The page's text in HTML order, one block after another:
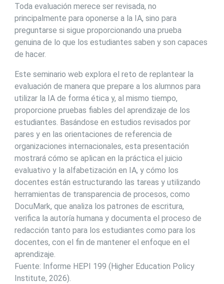
Toda evaluación merece ser revisada, no
principalmente para oponerse a la IA, sino para
preguntarse si sigue proporcionando una prueba
genuina de lo que los estudiantes saben y son capaces
de hacer.
Este seminario web explora el reto de replantear la
evaluación de manera que prepare a los alumnos para
utilizar la IA de forma ética y, al mismo tiempo,
proporcione pruebas fiables del aprendizaje de los
estudiantes. Basándose en estudios revisados por
pares y en las orientaciones de referencia de
organizaciones internacionales, esta presentación
mostrará cómo se aplican en la práctica el juicio
evaluativo y la alfabetización en IA, y cómo los
docentes están estructurando las tareas y utilizando
herramientas de transparencia de procesos, como
DocuMark, que analiza los patrones de escritura,
verifica la autoría humana y documenta el proceso de
redacción tanto para los estudiantes como para los
docentes, con el fin de mantener el enfoque en el
aprendizaje.
Fuente: Informe HEPI 199 (Higher Education Policy
Institute, 2026).